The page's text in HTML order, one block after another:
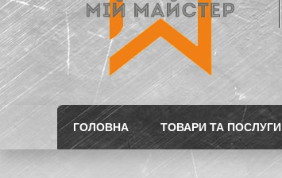
ГОЛОВНА ТОВАРИ ТА ПОСЛУГИ